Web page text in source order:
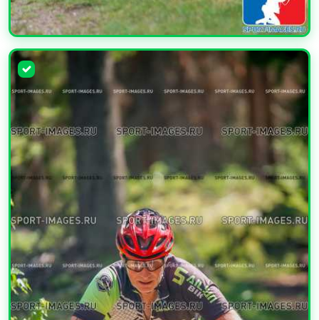
УВЕЛИЧИТЬ